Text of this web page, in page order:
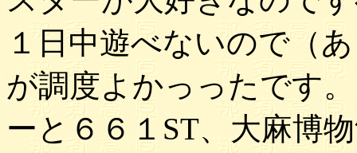
１日中遊べないので（
が調度よかっったです
ーと６６１ST、大麻博